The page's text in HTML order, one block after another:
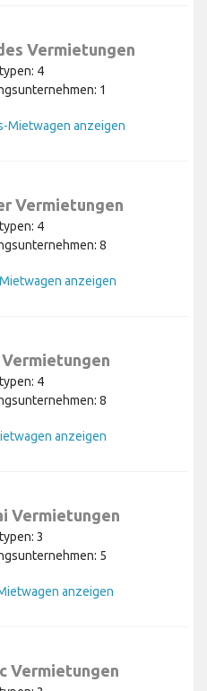
Vermietungen
4
1
Mietwagen anzeigen
Vermietungen
4
8
anzeigen
4
8
anzeigen
Vermietungen
3
5
anzeigen
Vermietungen